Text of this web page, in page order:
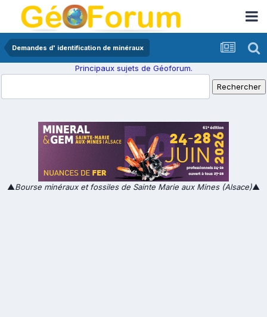
Demandes d' identification de minéraux
Principaux sujets de Géoforum.
▲Bourse minéraux et fossiles de Sainte Marie aux Mines (Alsace)▲